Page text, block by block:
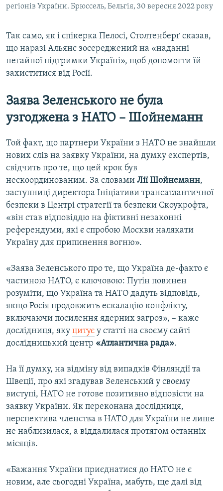
регіонів України. Брюссель, Бельгія, 30 вересня 2022 року
Так само, як і спікерка Пелосі, Столтенберґ сказав,
що наразі Альянс зосереджений на «наданні
негайної підтримки Україні», щоб допомогти їй
захиститися від Росії.
Заява Зеленського не була
узгоджена з НАТО – Шойнеманн
Той факт, що партнери України з НАТО не знайшли
нових слів на заявку України, на думку експертів,
свідчить про те, що цей крок був
нескоординованим. За словами Лії Шойнеманн,
заступниці директора Ініціативи трансатлантичної
безпеки в Центрі стратегії та безпеки Скоукрофта,
«він став відповіддю на фіктивні незаконні
референдуми, які є спробою Москви налякати
Україну для припинення вогню».
«Заява Зеленського про те, що Україна де-факто є
частиною НАТО, є ключовою: Путін повинен
розуміти, що Україна та НАТО дадуть відповідь,
якщо Росія продовжить ескалацію конфлікту,
включаючи посилення ядерних загроз», – каже
дослідниця, яку цитує у статті на своєму сайті
дослідницький центр «Атлантична рада».
На її думку, на відміну від випадків Фінляндії та
Швеції, про які згадував Зеленський у своєму
виступі, НАТО не готове позитивно відповісти на
заявку України. Як переконана дослідниця,
перспектива членства в НАТО для України не лише
не наблизилася, а віддалилася протягом останніх
місяців.
«Бажання України приєднатися до НАТО не є
новим, але сьогодні Україна, мабуть, ще далі від